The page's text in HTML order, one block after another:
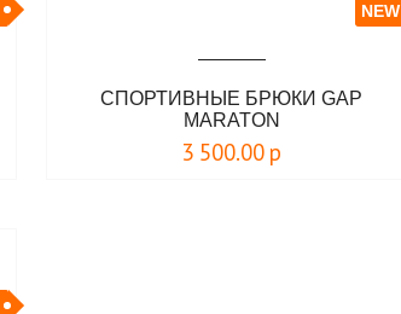
NEW
СПОРТИВНЫЕ БРЮКИ GAP
MARATON
3 500.00 р